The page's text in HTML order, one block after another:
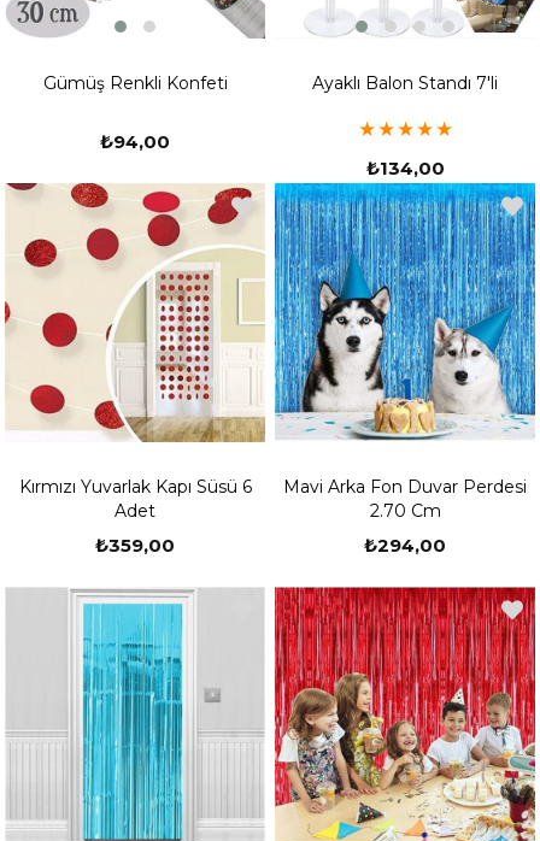
Gümüş Renkli Konfeti
₺94,00
Ayaklı Balon Standı 7'li
★★★★★
₺134,00
Kırmızı Yuvarlak Kapı Süsü 6
Adet
₺359,00
Mavi Arka Fon Duvar Perdesi
2.70 Cm
₺294,00